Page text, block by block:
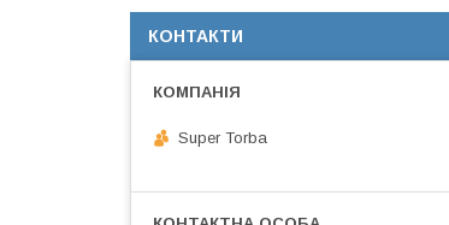
КОНТАКТИ
Super Torba